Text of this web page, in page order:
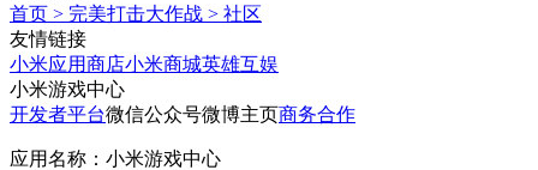
首页 > 完美打击大作战 > 社区
友情链接
小米应用商店小米商城英雄互娱
小米游戏中心
开发者平台微信公众号微博主页商务合作
应用名称：小米游戏中心